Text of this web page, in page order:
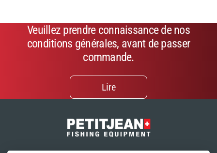
Veuillez prendre connaissance de nos
conditions générales, avant de passer
commande.
Lire